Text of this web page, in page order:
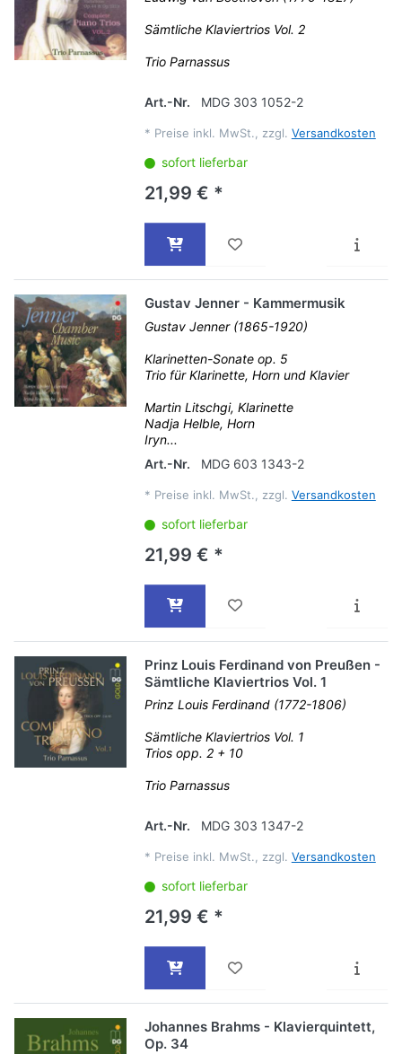
Sämtliche Klaviertrios Vol. 2
Trio Parnassus
Art.-Nr. MDG 303 1052-2
* Preise inkl. MwSt., zzgl. Versandkosten
sofort lieferbar
21,99 € *
Gustav Jenner - Kammermusik
Gustav Jenner (1865-1920)
Klarinetten-Sonate op. 5
Trio für Klarinette, Horn und Klavier
Martin Litschgi, Klarinette
Nadja Helble, Horn
Iryn...
Art.-Nr.
MDG 603 1343-2
* Preise inkl. MwSt., zzgl. Versandkosten
sofort lieferbar
21,99 € *
Prinz Louis Ferdinand von Preußen -
Sämtliche Klaviertrios Vol. 1
Prinz Louis Ferdinand (1772-1806)
Sämtliche Klaviertrios Vol. 1
Trios opp. 2 + 10
Trio Parnassus
Art.-Nr. MDG 303 1347-2
* Preise inkl. MwSt., zzgl. Versandkosten
sofort lieferbar
21,99 € *
Johannes Brahms - Klavierquintett,
Op. 34